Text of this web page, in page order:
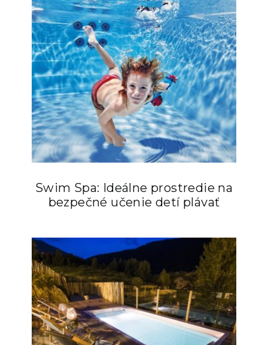
Swim Spa: Ideálne prostredie na
bezpečné učenie detí plávať